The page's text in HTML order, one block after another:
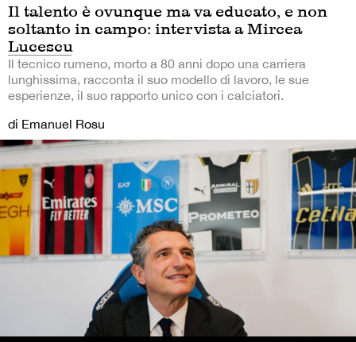
Il talento è ovunque ma va educato, e non
soltanto in campo: intervista a Mircea
Lucescu
Il tecnico rumeno, morto a 80 anni dopo una carriera
lunghissima, racconta il suo modello di lavoro, le sue
esperienze, il suo rapporto unico con i calciatori.
di Emanuel Rosu